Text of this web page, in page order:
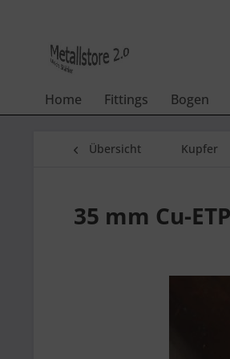
Home Fittings Bogen
Übersicht Kupfer
35 mm Cu-